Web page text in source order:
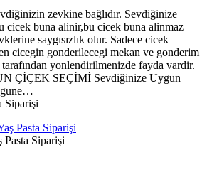
zevkine bağlıdır. Sevdiğinize
cicek buna alinir,bu cicek buna alinmaz
saygısızlık olur. Sadece cicek
cicegin gonderilecegi mekan ve gonderim
yonlendirilmenizde fayda vardir.
ÇİÇEK SEÇİMİ Sevdiğinize Uygun
Siparişi
Siparişi